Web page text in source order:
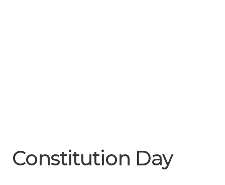
Constitution Day